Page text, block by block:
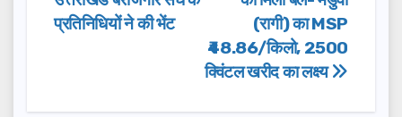
o o
navigation
(रागी) का MSP
₹48.86/किलो, 2500
क्विंटल खरीद का लक्ष्य
प्रतिनिधियों ने की भेंट